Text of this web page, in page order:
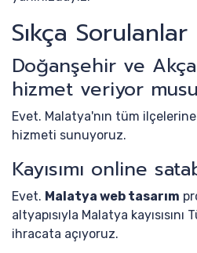
Sıkça Sorulanlar
Doğanşehir ve
hizmet veriyor
Evet. Malatya'nın tüm ilçelerine
hizmeti sunuyoruz.
Kayısımı online
Evet. Malatya web tasarım
altyapısıyla Malatya
ihracata açıyoruz.